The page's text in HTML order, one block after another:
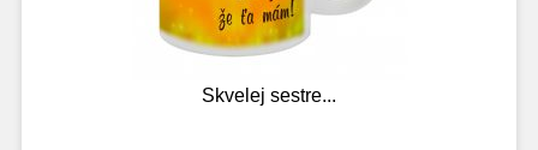
Skvelej sestre...